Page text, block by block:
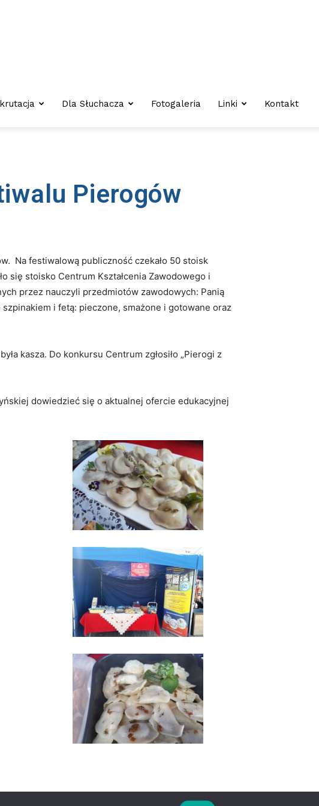
Dla Słuchacza Fotogaleria Linki Kontakt
Pierogów
Na festiwalową publiczność czekało 50 stoisk
się stoisko Centrum Kształcenia Zawodowego i
przez nauczyli przedmiotów zawodowych: Panią
i fetą: pieczone, smażone i gotowane oraz
kasza. Do konkursu Centrum zgłosiło „Pierogi z
dowiedzieć się o aktualnej ofercie edukacyjnej